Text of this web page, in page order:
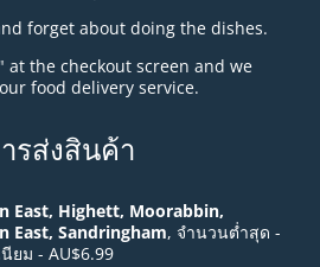
forget about doing the dishes.
at the checkout screen and we
food delivery service.
รส่งสินค้า
East, Highett, Moorabbin,
East, Sandringham, จำนวนต่ำสุด -
ยม - AU$6.99